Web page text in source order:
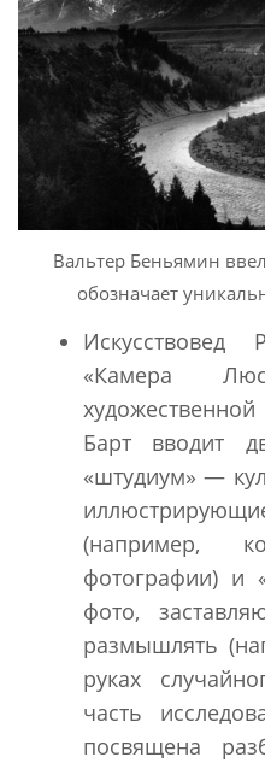
Вальтер Беньямин
обозначает
«Камера
Барт вводит
«штудиум» —
(например,
фотографии) и
фото,
размышлять
руках
часть
посвящена